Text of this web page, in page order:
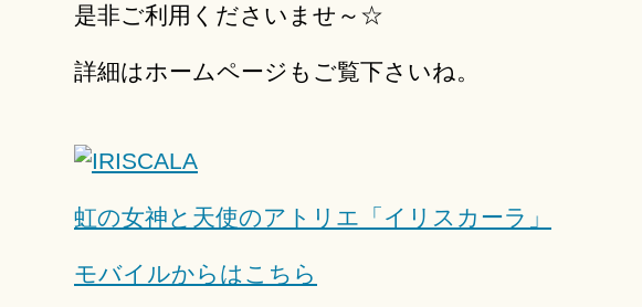
是非ご利用くださいませ～☆
詳細はホームページもご覧下さいね。
虹の女神と天使のアトリエ「イリスカーラ」
モバイルからはこちら